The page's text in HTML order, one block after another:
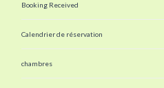
Booking Received
Calendrier de réservation
chambres